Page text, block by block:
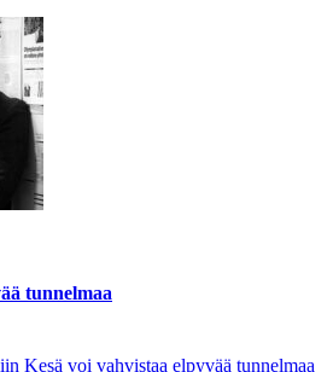
tunnelmaa
Kesä voi vahvistaa elpyvää tunnelmaa